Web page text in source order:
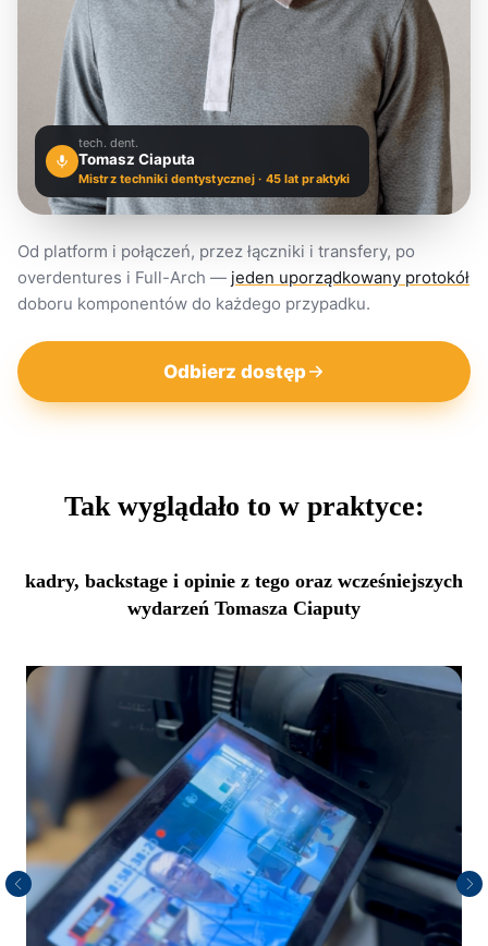
tech. dent.
Tomasz Ciaputa
Mistrz techniki dentystycznej · 45 lat praktyki
Od platform i połączeń, przez łączniki i transfery, po
overdentures i Full-Arch — jeden uporządkowany protokół
doboru komponentów do każdego przypadku.
Odbierz dostęp
Tak wyglądało to w praktyce:
kadry, backstage i opinie z tego oraz wcześniejszych
wydarzeń Tomasza Ciaputy